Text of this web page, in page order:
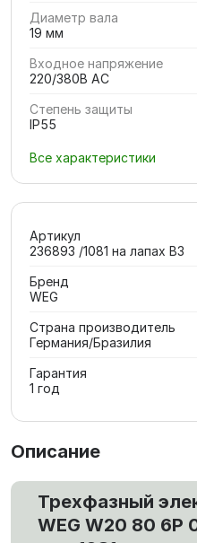
Диаметр вала
19 мм
Входное напряжение
220/380В AC
Степень защиты
IP55
Все характеристики
Артикул
236893 /1081 на лапах В3
Бренд
WEG
Страна производитель
Германия/Бразилия
Гарантия
1 год
Описание
Трехфазный
WEG W20 80 6P